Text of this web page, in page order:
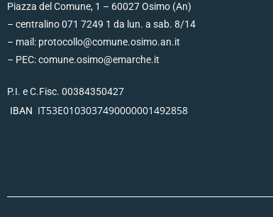
Piazza del Comune, 1 – 60027 Osimo (An)
– centralino 071 7249 1 da lun. a sab. 8/14
– mail: protocollo@comune.osimo.an.it
– PEC: comune.osimo@emarche.it
P.I. e C.Fisc. 00384350427
IBAN IT53E0103037490000001492858